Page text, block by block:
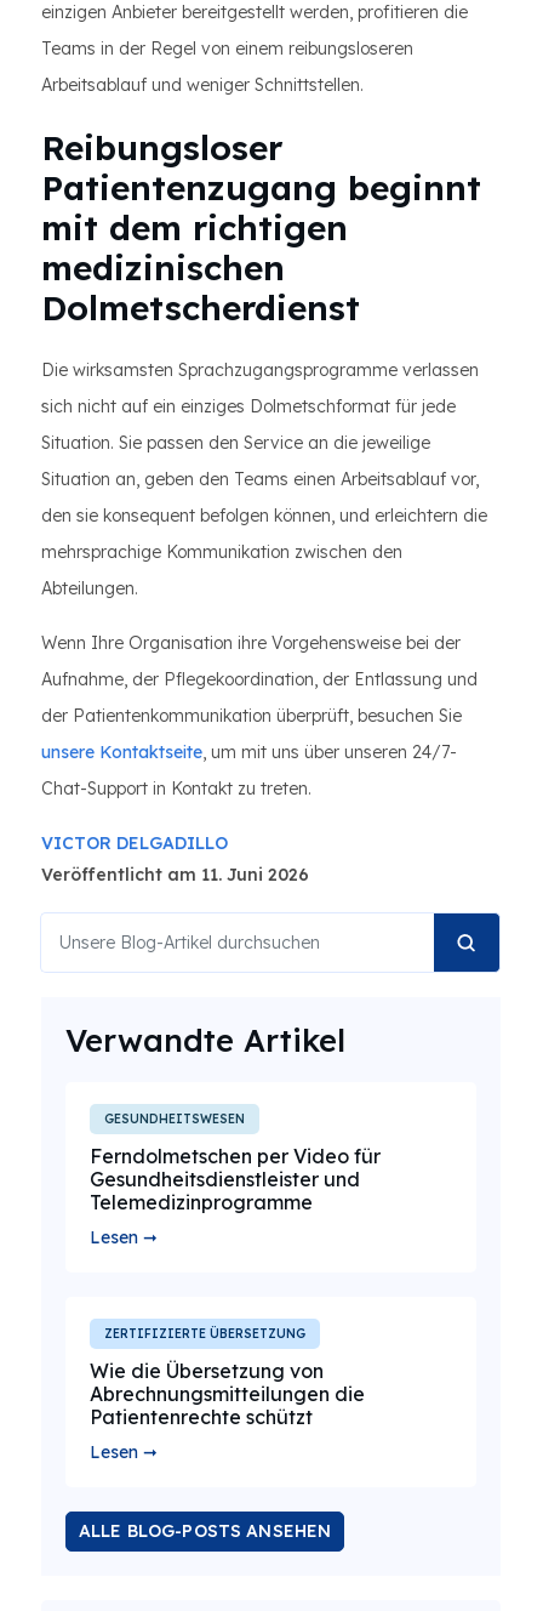
einzigen Anbieter bereitgestellt werden, profitieren die
Teams in der Regel von einem reibungsloseren
Arbeitsablauf und weniger Schnittstellen.
Reibungsloser
Patientenzugang beginnt
mit dem richtigen
medizinischen
Dolmetscherdienst
Die wirksamsten Sprachzugangsprogramme verlassen
sich nicht auf ein einziges Dolmetschformat für jede
Situation. Sie passen den Service an die jeweilige
Situation an, geben den Teams einen Arbeitsablauf vor,
den sie konsequent befolgen können, und erleichtern die
mehrsprachige Kommunikation zwischen den
Abteilungen.
Wenn Ihre Organisation ihre Vorgehensweise bei der
Aufnahme, der Pflegekoordination, der Entlassung und
der Patientenkommunikation überprüft, besuchen Sie
unsere Kontaktseite, um mit uns über unseren 24/7-
Chat-Support in Kontakt zu treten.
VICTOR DELGADILLO
Veröffentlicht am 11. Juni 2026
Verwandte Artikel
GESUNDHEITSWESEN
Ferndolmetschen per Video für
Gesundheitsdienstleister und
Telemedizinprogramme
Lesen ➞
ZERTIFIZIERTE ÜBERSETZUNG
Wie die Übersetzung von
Abrechnungsmitteilungen die
Patientenrechte schützt
Lesen ➞
ALLE BLOG-POSTS ANSEHEN